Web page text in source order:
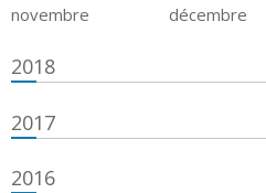
novembre
décembre
2018
2017
2016